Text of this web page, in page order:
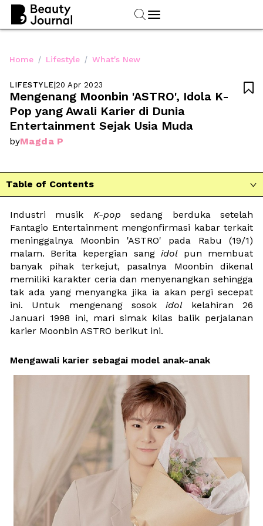
Home / Lifestyle / What's New
LIFESTYLE|20 Apr 2023
Mengenang Moonbin 'ASTRO', Idola K-
Pop yang Awali Karier di Dunia
Entertainment Sejak Usia Muda
byMagda P

Table of Contents 
Industri musik K-pop sedang berduka setelah
Fantagio Entertainment mengonfirmasi kabar terkait
meninggalnya Moonbin 'ASTRO' pada Rabu (19/1)
malam. Berita kepergian sang idol pun membuat
banyak pihak terkejut, pasalnya Moonbin dikenal
memiliki karakter ceria dan menyenangkan sehingga
tak ada yang menyangka jika ia akan pergi secepat
ini. Untuk mengenang sosok idol kelahiran 26
Januari 1998 ini, mari simak kilas balik perjalanan
karier Moonbin ASTRO berikut ini.
Mengawali karier sebagai model anak-anak